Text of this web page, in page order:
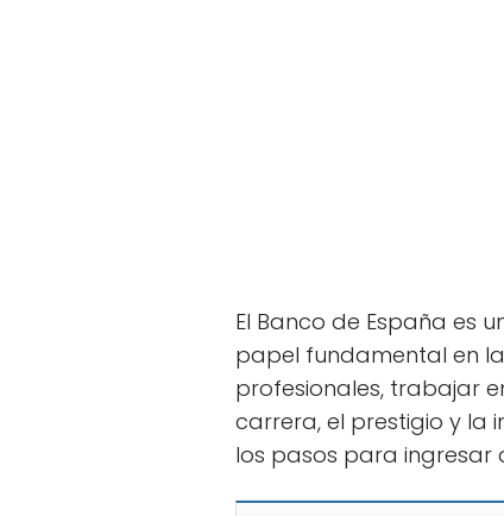
El Banco de España es
papel fundamental en
profesionales, trabajar
carrera, el prestigio y la
los pasos para ingresar